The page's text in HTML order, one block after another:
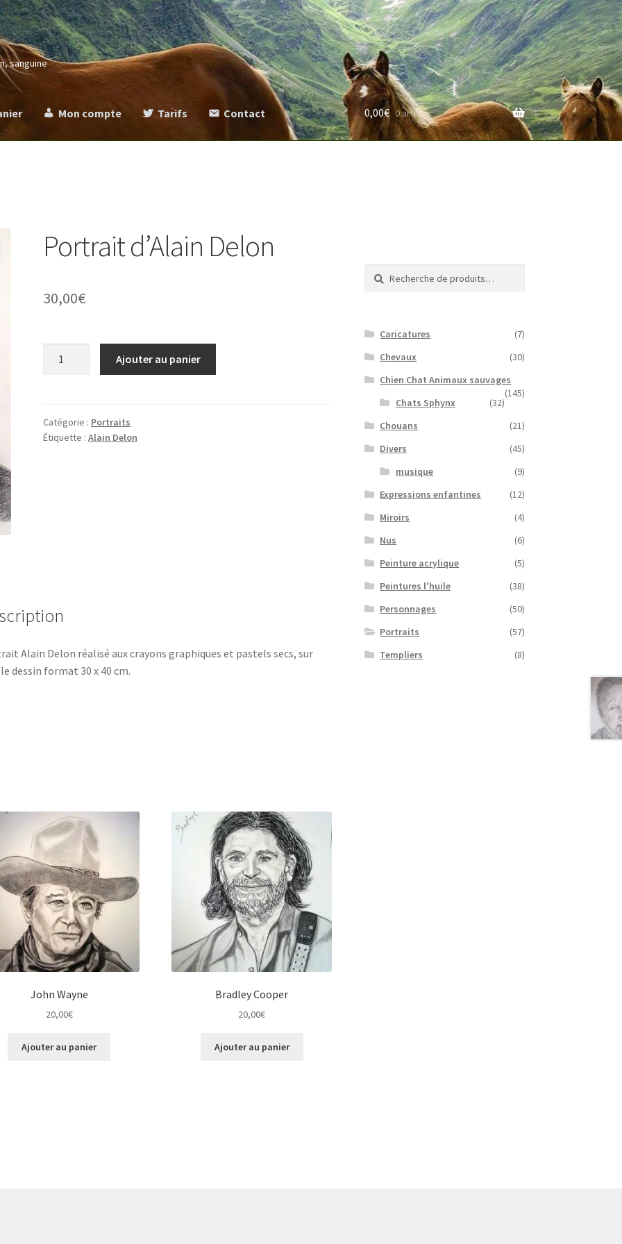
sanguine
Mon compte Tarifs Contact 0,00€ 0 article
Portrait d’Alain Delon
30,00€
Delon
Ajouter au panier
Catégorie : Portraits
Étiquette :Alain Delon
Alain Delon réalisé aux crayons graphiques et pastels secs, sur
dessin format 30 x 40 cm.
John Wayne
20,00€
Ajouter au panier
Bradley Cooper
20,00€
Ajouter au panier
Recherche
pour :
Recherche
Caricatures
(7)
Chevaux
(30)
Chien Chat Animaux sauvages
(145)
Chats Sphynx
(32)
Chouans
(21)
Divers
(45)
musique
(9)
Expressions enfantines
(12)
Miroirs
(4)
Nus
(6)
Peinture acrylique
(5)
Peintures l'huile
(38)
Personnages
(50)
Portraits
(57)
Templiers
(8)